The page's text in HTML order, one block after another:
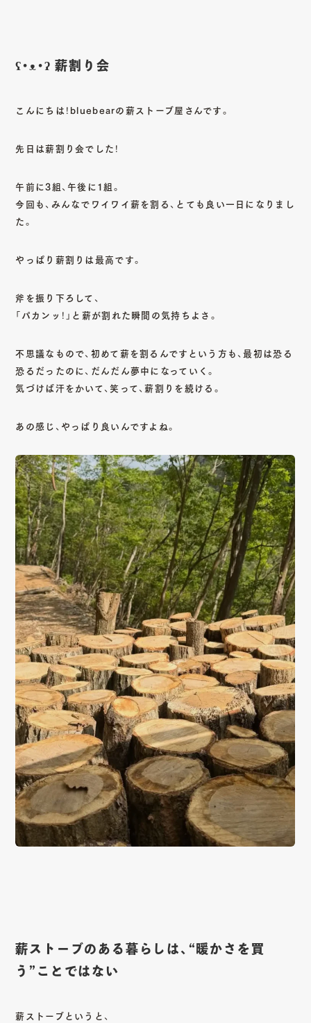
ʕ•ᴥ•ʔ 薪割り会
こんにちは！bluebearの薪ストーブ屋さんです。
先日は薪割り会でした！
午前に3組、午後に1組。
今回も、みんなでワイワイ薪を割る、とても良い一日になりまし
た。
やっぱり薪割りは最高です。
斧を振り下ろして、
「パカンッ！」と薪が割れた瞬間の気持ちよさ。
不思議なもので、初めて薪を割るんですという方も、最初は恐る
恐るだったのに、だんだん夢中になっていく。
気づけば汗をかいて、笑って、薪割りを続ける。
あの感じ、やっぱり良いんですよね。
薪ストーブのある暮らしは、“暖かさを買
う”ことではない
薪ストーブというと、